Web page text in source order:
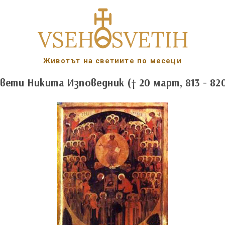
Животът на светиите по месеци
Никита Изповедник († 20 март, 813 -